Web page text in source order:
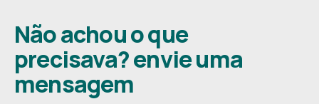
Não achou o que
precisava? envie uma
mensagem